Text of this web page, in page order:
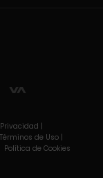
|
de Uso |
Política de Cookies